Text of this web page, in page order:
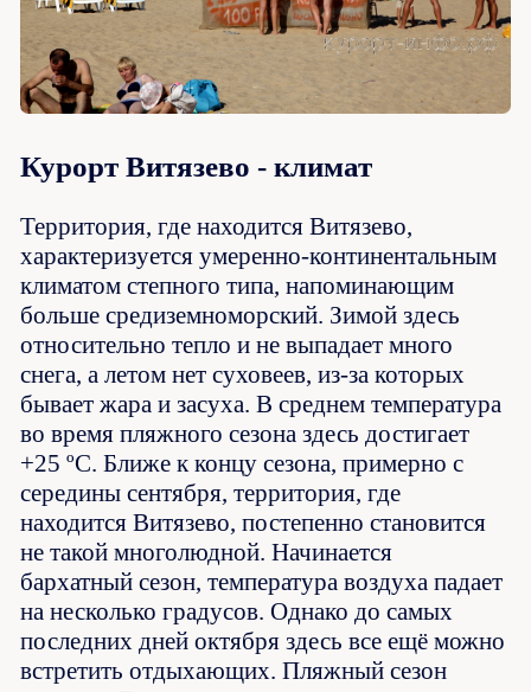
Курорт Витязево - климат
Территория, где находится Витязево,
характеризуется умеренно-континентальным
климатом степного типа, напоминающим
больше средиземноморский. Зимой здесь
относительно тепло и не выпадает много
снега, а летом нет суховеев, из-за которых
бывает жара и засуха. В среднем температура
во время пляжного сезона здесь достигает
+25 ºС. Ближе к концу сезона, примерно с
середины сентября, территория, где
находится Витязево, постепенно становится
не такой многолюдной. Начинается
бархатный сезон, температура воздуха падает
на несколько градусов. Однако до самых
последних дней октября здесь все ещё можно
встретить отдыхающих. Пляжный сезон